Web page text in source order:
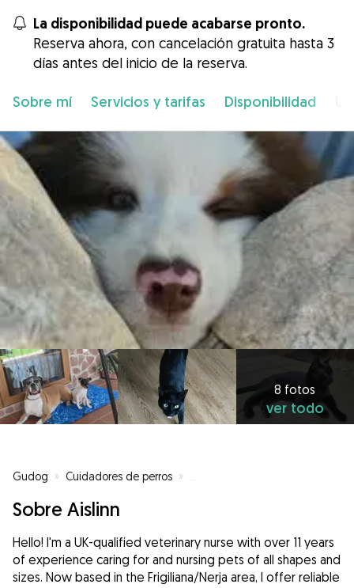
La disponibilidad puede acabarse pronto.
Reserva ahora, con cancelación gratuita hasta 3
días antes del inicio de la reserva.
Sobre mí Servicios y tarifas Disponibilidad
8 fotos
ver todo
Gudog » Cuidadores de perros »
Sobre Aislinn
Hello! I'm a UK-qualified veterinary nurse with over 11 years
of experience caring for and nursing pets of all shapes and
sizes. Now based in the Frigiliana/Nerja area, I offer reliable